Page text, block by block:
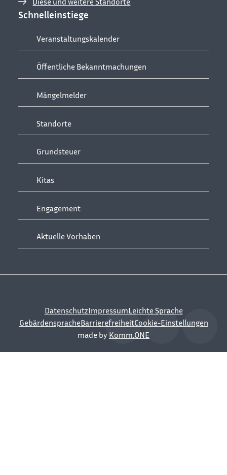
Schnelleinstiege
Veranstaltungskalender
Öffentliche Bekanntmachungen
Mängelmelder
Standorte
Grundsteuer
Kitas
Engagement
Aktuelle Vorhaben
DatenschutzImpressumLeichte Sprache
GebärdenspracheBarrierefreiheitCookie-Einstellungen
made by Komm.ONE